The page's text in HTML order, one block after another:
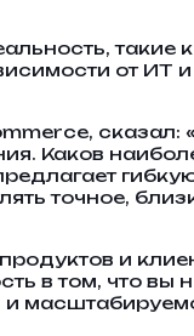
такие
от ИТ
Каков
точное,
и
в том, что